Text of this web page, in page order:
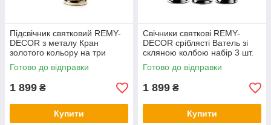
Підсвічник святковий REMY-
DEСOR з металу Кран
золотого кольору на три
свічки з білим каменем
висота 38 см
Готово до відправки
1 899 ₴
Купити
Свічники святкові REMY-
DEСOR сріблясті Ватель зі
скляною колбою набір 3 шт.
висота 25см 31см 38см
Готово до відправки
1 899 ₴
Купити